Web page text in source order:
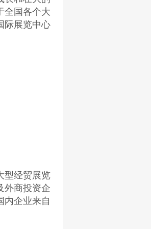
全国各个大
际展览中心
型经贸展览
外商投资企
内企业来自